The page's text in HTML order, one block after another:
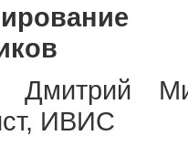
Дмитрий
ИВИС